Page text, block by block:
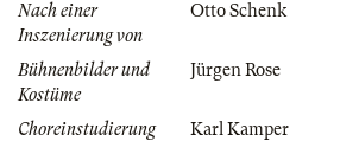
Nach einer
Inszenierung von
Otto Schenk
Bühnenbilder und
Kostüme
Jürgen Rose
Choreinstudierung Karl Kamper